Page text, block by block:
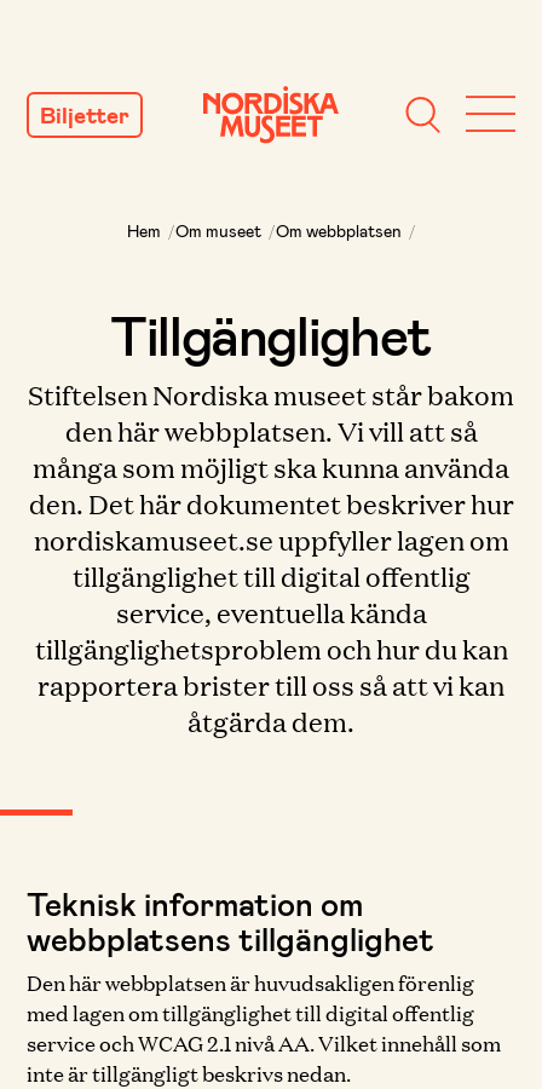
INNEHÅLL
Biljetter
Hem /Om museet /Om webbplatsen /
Tillgänglighet
Stiftelsen Nordiska museet står bakom
den här webbplatsen. Vi vill att så
många som möjligt ska kunna använda
den. Det här dokumentet beskriver hur
nordiskamuseet.se uppfyller lagen om
tillgänglighet till digital offentlig
service, eventuella kända
tillgänglighetsproblem och hur du kan
rapportera brister till oss så att vi kan
åtgärda dem.
Teknisk information om
webbplatsens tillgänglighet
Den här webbplatsen är huvudsakligen förenlig
med lagen om tillgänglighet till digital offentlig
service och WCAG 2.1 nivå AA. Vilket innehåll som
inte är tillgängligt beskrivs nedan.